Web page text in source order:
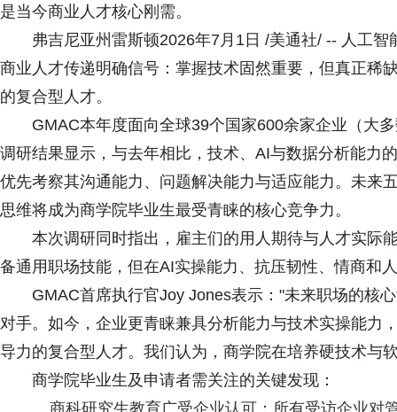
是当今商业人才核心刚需。
弗吉尼亚州雷斯顿2026年7月1日 /美通社/ -- 人工
商业人才传递明确信号：掌握技术固然重要，但真正稀
的复合型人才。
GMAC本年度面向全球39个国家600余家企业（大
调研结果显示，与去年相比，技术、AI与数据分析能力
优先考察其沟通能力、问题解决能力与适应能力。未来
思维将成为商学院毕业生最受青睐的核心竞争力。
本次调研同时指出，雇主们的用人期待与人才实际
备通用职场技能，但在AI实操能力、抗压韧性、情商和
GMAC首席执行官Joy Jones表示："未来职场的核
对手。如今，企业更青睐兼具分析能力与技术实操能力
导力的复合型人才。我们认为，商学院在培养硬技术与
商学院毕业生及申请者需关注的关键发现：
商科研究生教育广受企业认可：所有受访企业对